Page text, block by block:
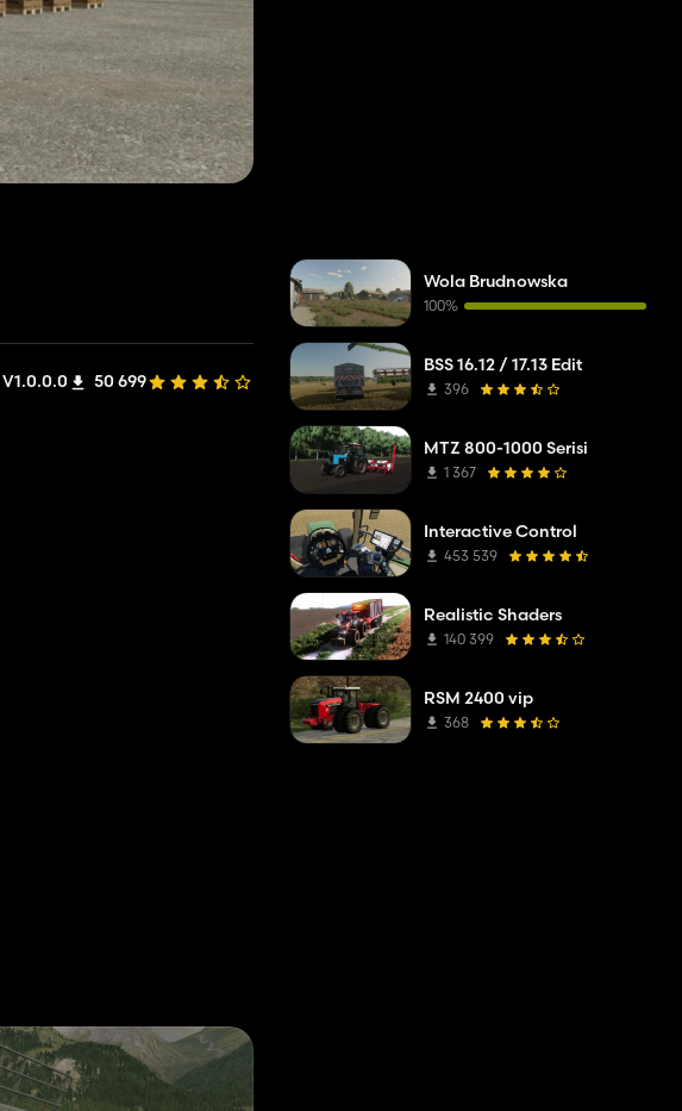
V1.0.0.0 50 699
Wola Brudnowska
100%
BSS 16.12 / 17.13 Edit
396
MTZ 800-1000 Serisi
1 367
Interactive Control
453 539
Realistic Shaders
140 399
RSM 2400 vip
368